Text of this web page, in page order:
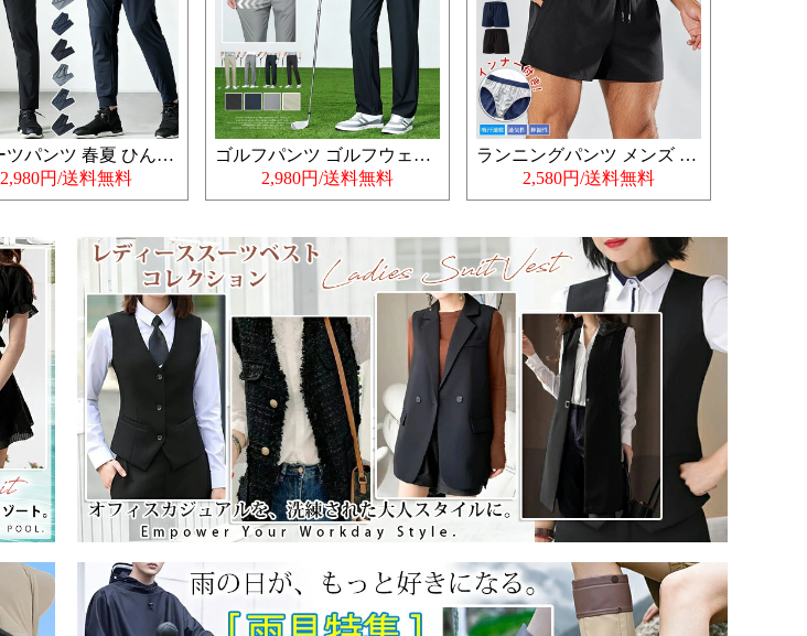
スポーツパンツ 春夏 ひんやり 接触冷感
2,980円/送料無料
ゴルフパンツ ゴルフウェア メンズ
2,980円/送料無料
ランニングパンツ メンズ 夏用
2,580円/送料無料